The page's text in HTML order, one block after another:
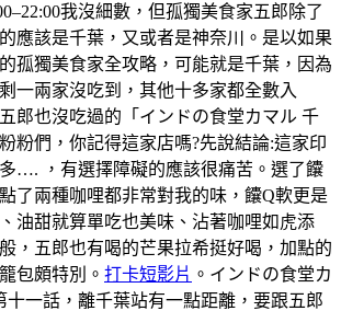
我沒細數，但孤獨美食家五郎除了
應該是千葉，又或者是神奈川。是以如果
孤獨美食家全攻略，可能就是千葉，因為
一兩家沒吃到，其他十多家都全數入
郎也沒吃過的「インドの食堂カマル 千
粉們，你記得這家店嗎?先說結論:這家印
…. ，有選擇障礙的應該很痛苦。選了饢
了兩種咖哩都非常對我的味，饢Q軟更是
油甜就算單吃也美味、沾著咖哩如虎添
，五郎也有喝的芒果拉希挺好喝，加點的
包頗特別。 打卡短影片 。インドの食堂カ
十一話，離千葉站有一點距離，要跟五郎